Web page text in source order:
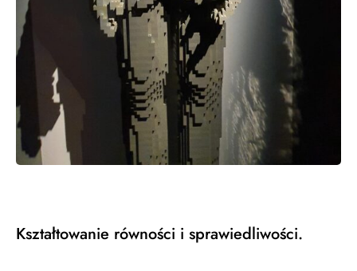
Kształtowanie równości i sprawiedliwości.